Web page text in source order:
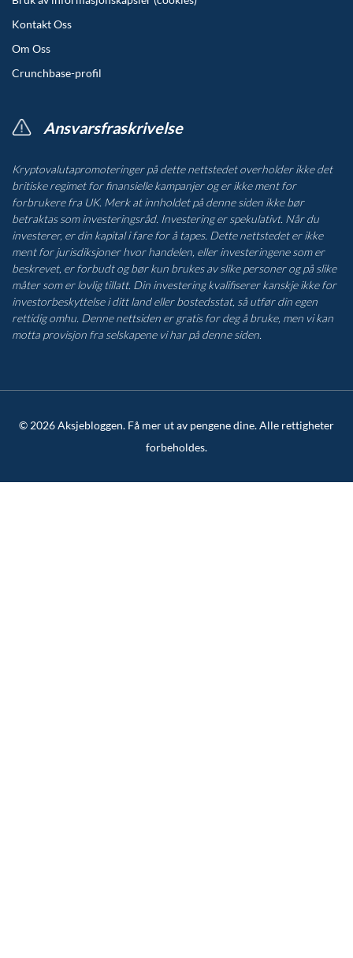
Kontakt Oss
Om Oss
Crunchbase-profil
Ansvarsfraskrivelse
Kryptovalutapromoteringer på dette nettstedet overholder ikke det
britiske regimet for finansielle kampanjer og er ikke ment for
forbrukere fra UK. Merk at innholdet på denne siden ikke bør
betraktas som investeringsråd. Investering er spekulativt. Når du
investerer, er din kapital i fare for å tapes. Dette nettstedet er ikke
ment for jurisdiksjoner hvor handelen, eller investeringene som er
beskrevet, er forbudt og bør kun brukes av slike personer og på slike
måter som er lovlig tillatt. Din investering kvalifiserer kanskje ikke for
investorbeskyttelse i ditt land eller bostedsstat, så utfør din egen
rettidig omhu. Denne nettsiden er gratis for deg å bruke, men vi kan
motta provisjon fra selskapene vi har på denne siden.
© 2026 Aksjebloggen. Få mer ut av pengene dine. Alle rettigheter
forbeholdes.